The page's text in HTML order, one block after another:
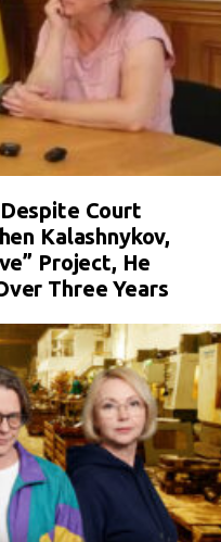
Court
Kalashnykov,
Project, He
Three Years